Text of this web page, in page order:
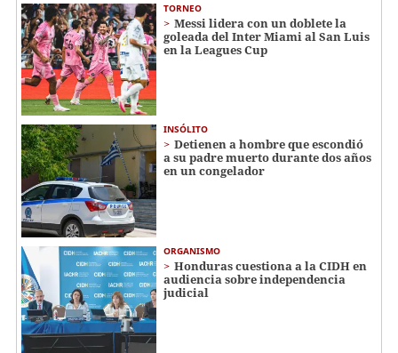
TORNEO
Messi lidera con un doblete la
goleada del Inter Miami al San Luis
en la Leagues Cup
INSÓLITO
Detienen a hombre que escondió
a su padre muerto durante dos años
en un congelador
ORGANISMO
Honduras cuestiona a la CIDH en
audiencia sobre independencia
judicial